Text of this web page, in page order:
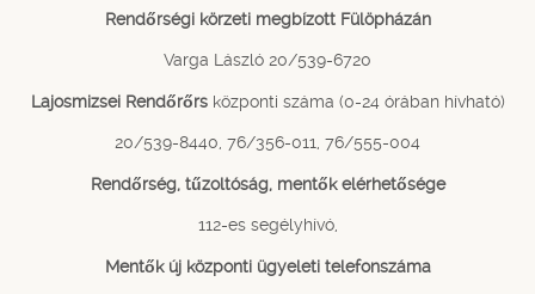
Rendőrségi körzeti megbízott Fülöpházán
Varga László 20/539-6720
Lajosmizsei Rendőrőrsközponti száma (0-24 órában hívható)
20/539-8440, 76/356-011, 76/555-004
Rendőrség, tűzoltóság, mentők elérhetősége
112-es segélyhívó,
Mentők új központi ügyeleti telefonszáma